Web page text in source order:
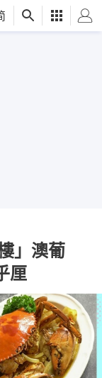
」澳葡
厘